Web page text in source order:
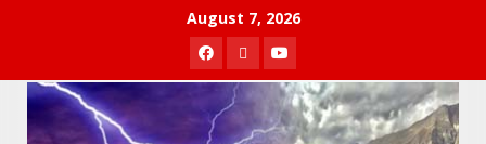
August 7, 2026
Facebook
TwitterYoutube